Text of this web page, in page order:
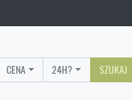
CENA 24H? SZUKAJ